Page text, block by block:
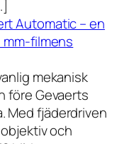
Automatic – en
mm-filmens
mekanisk
före Gevaerts
Med fjäderdriven
och